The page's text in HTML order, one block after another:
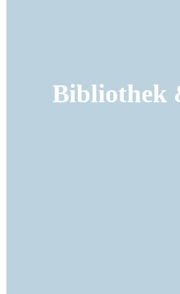
Bibliothek